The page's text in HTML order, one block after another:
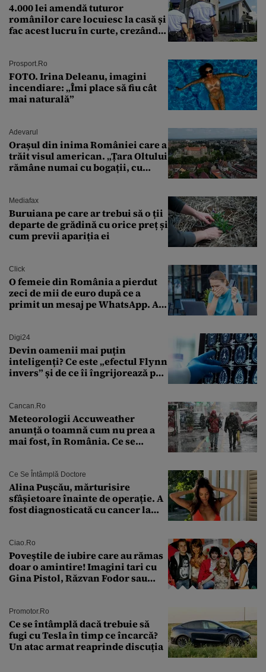
4.000 lei amendă tuturor
românilor care locuiesc la casă și
fac acest lucru în curte, crezând
Prosport.ro
FOTO. Irina Deleanu, imagini
incendiare: „Îmi place să fiu cât
mai naturală”
Adevarul
Orașul din inima României care a
trăit visul american. „Țara Oltului
rămâne numai cu bogații, cu
Mediafax
Buruiana pe care ar trebui să o ții
departe de grădină cu orice preț și
cum previi apariția ei
Click
O femeie din România a pierdut
zeci de mii de euro după ce a
primit un mesaj pe WhatsApp. A
Digi24
Devin oamenii mai puțin
inteligenți? Ce este „efectul Flynn
invers” și de ce îi îngrijorează pe
Cancan.ro
Meteorologii Accuweather
anunță o toamnă cum nu prea a
mai fost, în România. Ce se
București. Pe ce dată ninge
Ce Se Întâmplă Doctore
Alina Pușcău, mărturisire
sfâșietoare înainte de operație. A
fost diagnosticată cu cancer la
îmi salvez viața”
Ciao.ro
Poveştile de iubire care au rămas
doar o amintire! Imagini tari cu
Gina Pistol, Răzvan Fodor sau
Promotor.ro
Ce se întâmplă dacă trebuie să
fugi cu Tesla în timp ce încarcă?
Un atac armat reaprinde discuția